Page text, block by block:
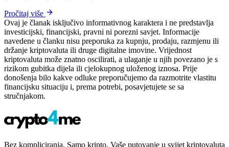
Pročitaj više
Ovaj je članak isključivo informativnog karaktera i ne predstavlja
investicijski, financijski, pravni ni porezni savjet. Informacije
navedene u članku nisu preporuka za kupnju, prodaju, razmjenu ili
držanje kriptovaluta ili druge digitalne imovine. Vrijednost
kriptovaluta može znatno oscilirati, a ulaganje u njih povezano je s
rizikom gubitka dijela ili cjelokupnog uloženog iznosa. Prije
donošenja bilo kakve odluke preporučujemo da razmotrite vlastitu
financijsku situaciju i, prema potrebi, posavjetujete se sa
stručnjakom.
Bez kompliciranja. Samo kripto. Vaše putovanje u svijet kriptovaluta